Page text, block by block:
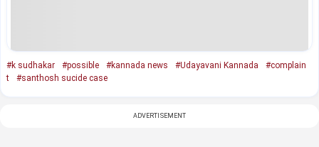
#k sudhakar #possible #kannada news #Udayavani Kannada
#complain
t
#santhosh sucide case
ADVERTISEMENT